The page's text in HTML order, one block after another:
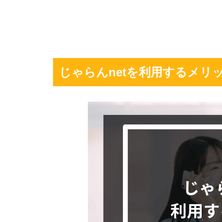
じゃらんnetを利用するメリ